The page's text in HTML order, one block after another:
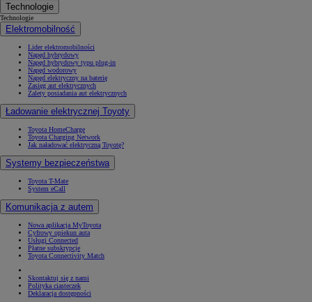
Technologie
Technologie
Elektromobilność
Lider elektromobilności
Napęd hybrydowy
Napęd hybrydowy typu plug-in
Napęd wodorowy
Napęd elektryczny na baterię
Zasięg aut elektrycznych
Zalety posiadania aut elektrycznych
Ładowanie elektrycznej Toyoty
Toyota HomeCharge
Toyota Charging Network
Jak naładować elektryczną Toyotę?
Systemy bezpieczeństwa
Toyota T-Mate
System eCall
Komunikacja z autem
Nowa aplikacja MyToyota
Cyfrowy opiekun auta
Usługi Connected
Płatne subskrypcje
Toyota Connectivity Match
Skontaktuj się z nami
Polityka ciasteczek
Deklaracja dostępności